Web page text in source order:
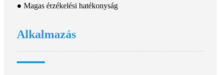
● Magas érzékelési hatékonyság
Alkalmazás